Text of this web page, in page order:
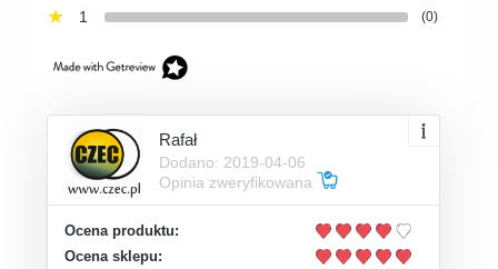
1 (0)
Rafał
Dodano: 2019-04-06
Opinia zweryfikowana
Ocena produktu:
Ocena sklepu: